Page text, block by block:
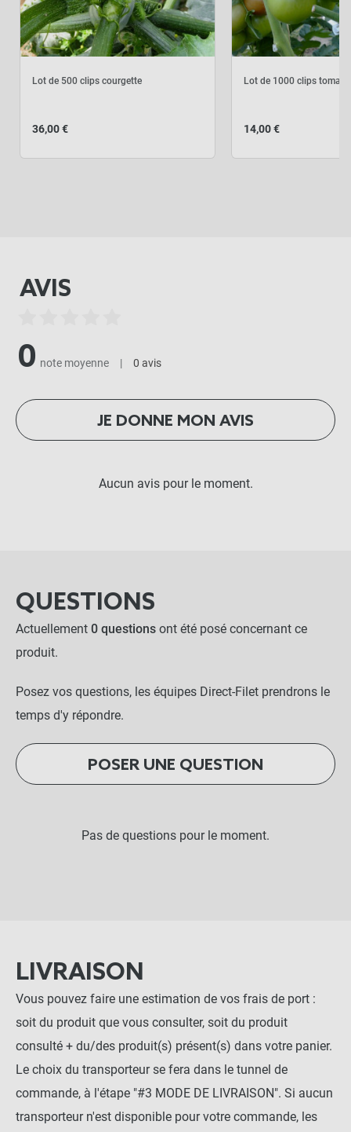
Lot de 500 clips courgette
36,00 €
Lot de 1000 clips tomate
14,00 €
AVIS
0 note moyenne | 0 avis
JE DONNE MON AVIS
Aucun avis pour le moment.
QUESTIONS
Actuellement 0 questions ont été posé concernant ce
produit.
Posez vos questions, les équipes Direct-Filet prendrons le
temps d'y répondre.
POSER UNE QUESTION
Pas de questions pour le moment.
LIVRAISON
Vous pouvez faire une estimation de vos frais de port :
soit du produit que vous consulter, soit du produit
consulté + du/des produit(s) présent(s) dans votre panier.
Le choix du transporteur se fera dans le tunnel de
commande, à l'étape "#3 MODE DE LIVRAISON". Si aucun
transporteur n'est disponible pour votre commande, les